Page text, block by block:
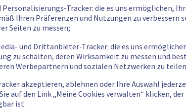
Personalisierungs-Tracker: die es uns ermöglichen,
Ihren Präferenzen und Nutzungen zu verbessern
Seiten zu messen;
und Drittanbieter-Tracker: die es uns
zu schalten, deren Wirksamkeit zu messen und
Werbepartnern und sozialen Netzwerken zu
akzeptieren, ablehnen oder Ihre Auswahl
auf den Link „Meine Cookies verwalten“ klicken, der
ist.